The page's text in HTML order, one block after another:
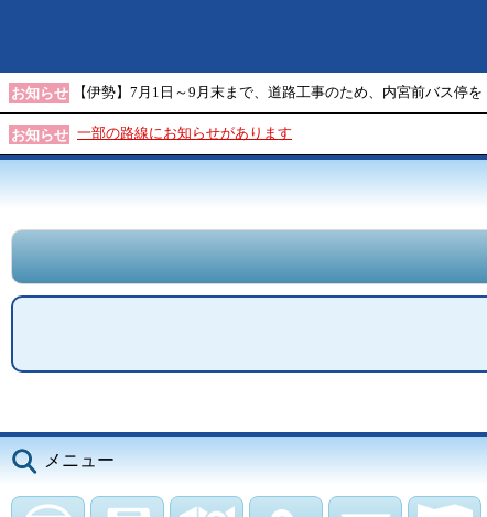
お知らせ 【伊勢】7月1日～9月末まで、道路工事のため、内宮前バス停を
お知らせ 一部の路線にお知らせがあります
メニュー